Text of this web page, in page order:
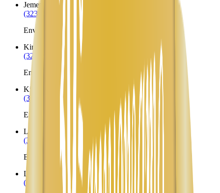
Jemez Springs
NM
(323) 953-8100
Envíos a Nicaragua desde Jemez Springs
Kirtland
(323) 953-8100
Envíos a Nicaragua desde Kirtland
Kirtland AFB
NM
(323) 953-8100
Envíos a Nicaragua desde Kirtland AFB
La Joya
(323) 953-8100
Envíos a Nicaragua desde La Joya
La Loma
(323) 953-8100